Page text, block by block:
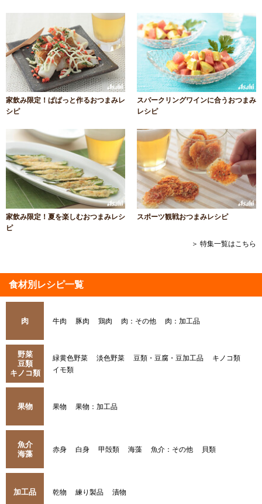
家飲み限定！ぱぱっと作るおつまみレ
シピ
スパークリングワインに合うおつまみ
レシピ
家飲み限定！夏を楽しむおつまみレシ
ピ
スポーツ観戦おつまみレシピ
＞ 特集一覧はこちら
食材別レシピ一覧
肉 牛肉 豚肉 鶏肉 肉：その他 肉：加工品
野菜
豆類
キノコ類
緑黄色野菜 淡色野菜 豆類・豆腐・豆加工品
キノコ類
イモ類
果物 果物 果物：加工品
魚介
海藻
赤身 白身 甲殻類 海藻 魚介：その他 貝類
加工品 乾物 練り製品 漬物